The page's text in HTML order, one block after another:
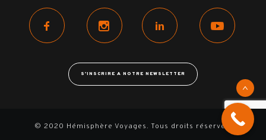
S'INSCRIRE A NOTRE NEWSLETTER
© 2020 Hémisphère Voyages. Tous droits réservés.